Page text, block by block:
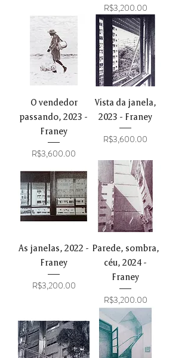
Price
R$3,200.00
O vendedor
passando, 2023 -
Franey
Price
R$3,600.00
Vista da janela,
2023 - Franey
Price
R$3,600.00
As janelas, 2022 -
Franey
Price
R$3,200.00
Parede, sombra,
céu, 2024 -
Franey
Price
R$3,200.00